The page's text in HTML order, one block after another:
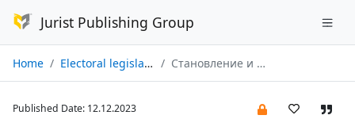
Jurist Publishing Group
Home Electoral legislation and practice № 04/2023 Становление и развитие избирательного законодательства в Российской Федерации
Published Date: 12.12.2023